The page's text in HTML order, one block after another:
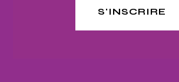
S'INSCRIRE